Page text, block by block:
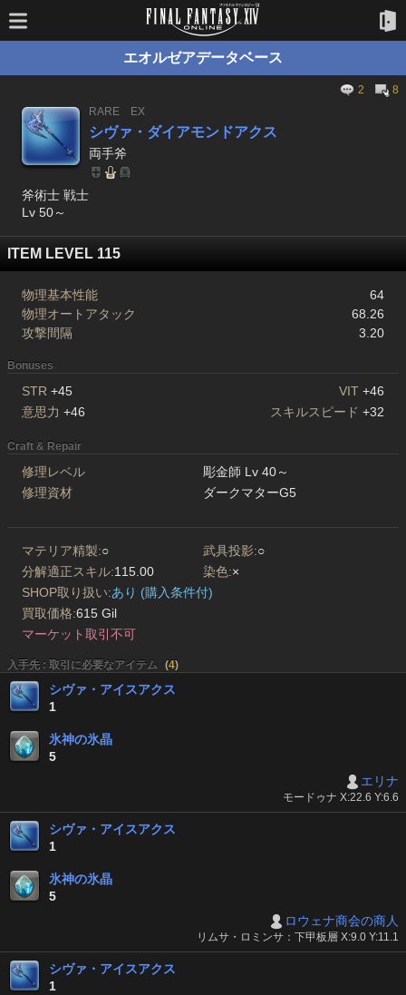
エオルゼアデータベース
2
8
RARE
EX
シヴァ・ダイアモンドアクス
両手斧
斧術士 戦士
Lv 50～
ITEM LEVEL 115
物理基本性能
64
物理オートアタック
68.26
攻撃間隔
3.20
Bonuses
STR +45 VIT +46
意思力 +46 スキルスピード +32
Craft & Repair
修理レベル
彫金師 Lv 40～
修理資材
ダークマターG5
マテリア精製:○ 武具投影:○
分解適正スキル:115.00 染色:×
SHOP取り扱い:あり (購入条件付)
買取価格:615 Gil
マーケット取引不可
入手先 : 取引に必要なアイテム (4)
シヴァ・アイスアクス
1
氷神の氷晶
5
エリナ
モードゥナ X:22.6 Y:6.6
シヴァ・アイスアクス
1
氷神の氷晶
5
ロウェナ商会の商人
リムサ・ロミンサ：下甲板層 X:9.0 Y:11.1
シヴァ・アイスアクス
1